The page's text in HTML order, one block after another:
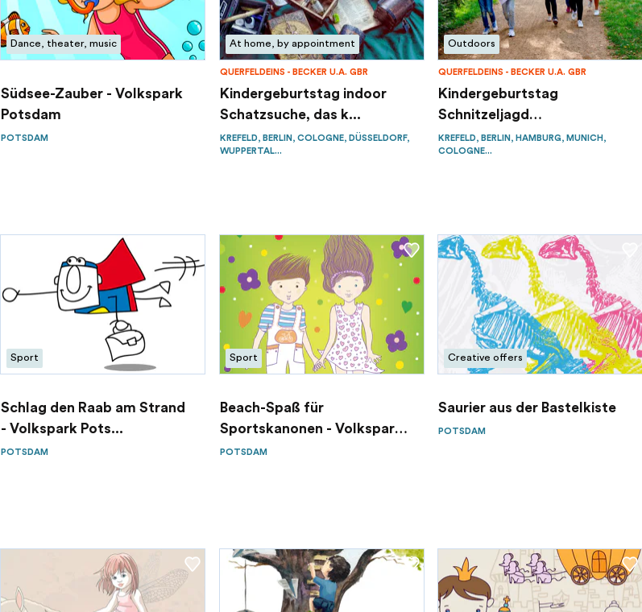
Dance, theater, music
Südsee-Zauber - Volkspark
Potsdam
POTSDAM
At home, by appointment
QUERFELDEINS - BECKER U.A. GBR
Kindergeburtstag indoor
Schatzsuche, das k...
KREFELD, BERLIN, COLOGNE, DÜSSELDORF,
WUPPERTAL...
Outdoors
QUERFELDEINS - BECKER U.A. GBR
Kindergeburtstag
Schnitzeljagd
Schatzsuche...
KREFELD, BERLIN, HAMBURG, MUNICH,
COLOGNE...
Sport
Schlag den Raab am Strand
- Volkspark Pots...
POTSDAM
Sport
Beach-Spaß für
Sportskanonen - Volkspark
P...
POTSDAM
Creative offers
Saurier aus der Bastelkiste
POTSDAM